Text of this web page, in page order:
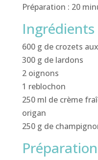
Préparation : 20
Ingrédients
600 g de crozets
300 g de lardons
2 oignons
1 reblochon
250 ml de crème
origan
250 g de
Préparation